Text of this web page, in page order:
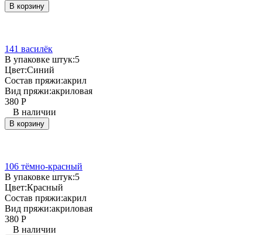
В корзину
141 василёк
В упаковке штук:5
Цвет:Синий
Состав пряжи:акрил
Вид пряжи:акриловая
380 Р
В наличии
В корзину
106 тёмно-красный
В упаковке штук:5
Цвет:Красный
Состав пряжи:акрил
Вид пряжи:акриловая
380 Р
В наличии